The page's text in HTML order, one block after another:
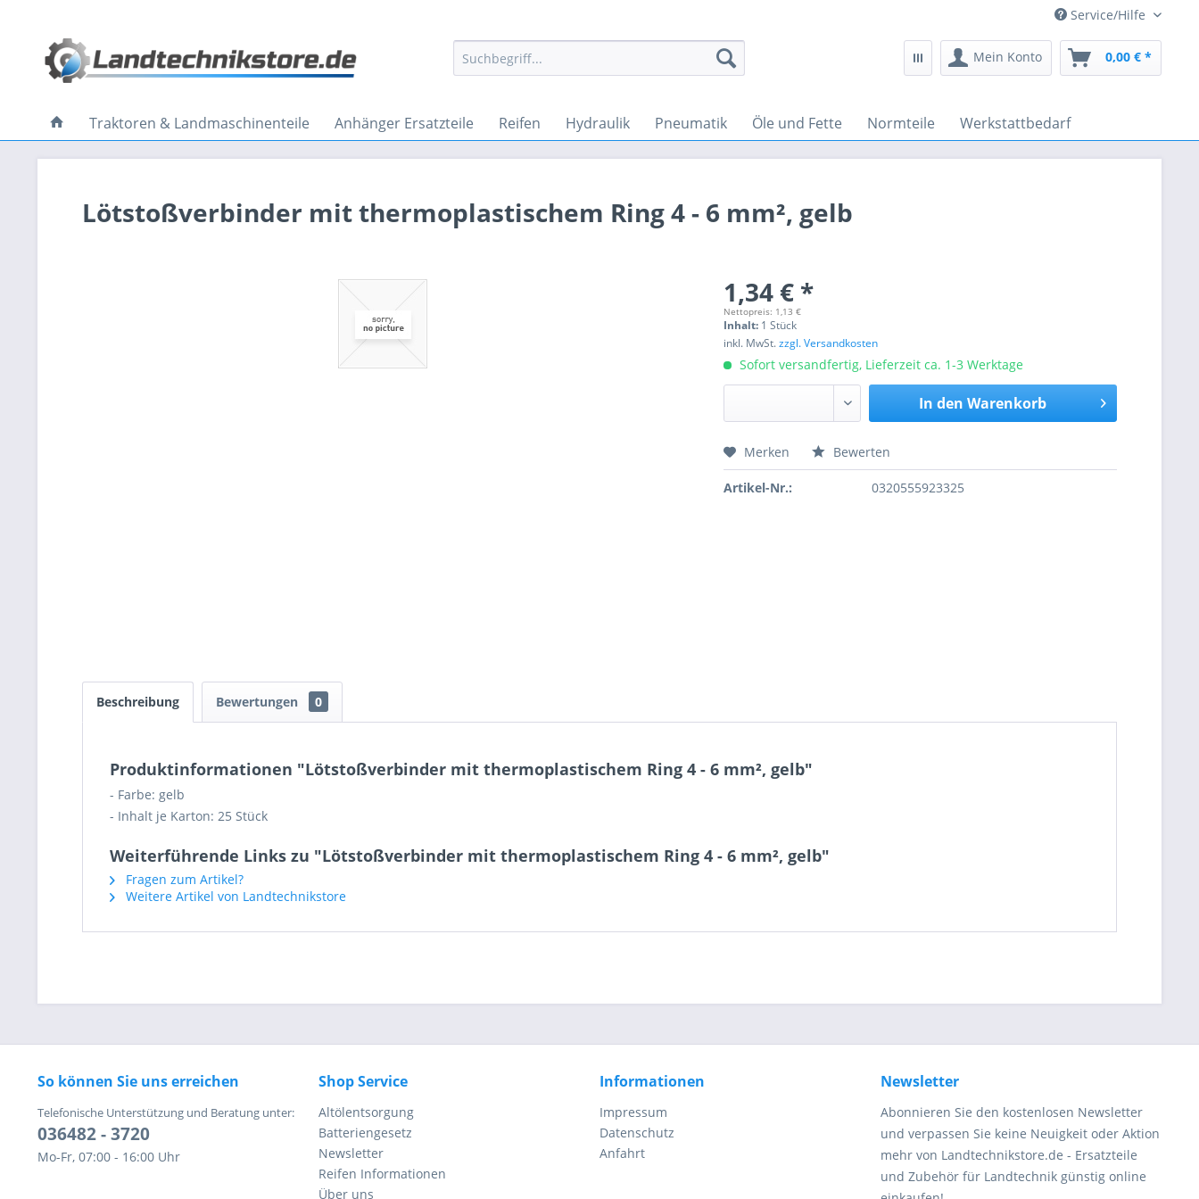
Service/Hilfe
Mein Konto 0,00 € *
Traktoren & Landmaschinenteile Anhänger Ersatzteile Reifen Hydraulik Pneumatik Öle und Fette Normteile Werkstattbedarf
Lötstoßverbinder mit thermoplastischem Ring 4 - 6 mm², gelb
1,34 € *
Nettopreis: 1,13 €
Inhalt: 1 Stück
inkl. MwSt.zzgl. Versandkosten
Sofort versandfertig, Lieferzeit ca. 1-3 Werktage
In den Warenkorb
Preis anfragen
Ich habe dieDatenschutzerklärunggelesen, verstanden
Merken Bewerten
Artikel-Nr.: 0320555923325
Beschreibung Bewertungen 0
Produktinformationen "Lötstoßverbinder mit thermoplastischem Ring 4 - 6 mm², gelb"
- Farbe: gelb
- Inhalt je Karton: 25 Stück
Weiterführende Links zu "Lötstoßverbinder mit thermoplastischem Ring 4 - 6 mm², gelb"
Fragen zum Artikel?
Weitere Artikel von Landtechnikstore
So können Sie uns erreichen
Telefonische Unterstützung und Beratung unter:
036482 - 3720
Mo-Fr, 07:00 - 16:00 Uhr
Shop Service
Altölentsorgung
Batteriengesetz
Newsletter
Reifen Informationen
Über uns
Informationen
Impressum
Datenschutz
Anfahrt
Newsletter
Abonnieren Sie den kostenlosen Newsletter
und verpassen Sie keine Neuigkeit oder Aktion
mehr von Landtechnikstore.de - Ersatzteile
und Zubehör für Landtechnik günstig online